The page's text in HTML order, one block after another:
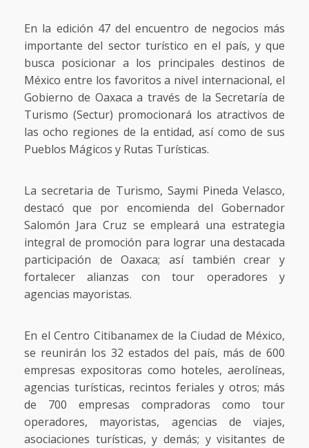
En la edición 47 del encuentro de negocios más
importante del sector turístico en el país, y que
busca posicionar a los principales destinos de
México entre los favoritos a nivel internacional, el
Gobierno de Oaxaca a través de la Secretaría de
Turismo (Sectur) promocionará los atractivos de
las ocho regiones de la entidad, así como de sus
Pueblos Mágicos y Rutas Turísticas.
La secretaria de Turismo, Saymi Pineda Velasco,
destacó que por encomienda del Gobernador
Salomón Jara Cruz se empleará una estrategia
integral de promoción para lograr una destacada
participación de Oaxaca; así también crear y
fortalecer alianzas con tour operadores y
agencias mayoristas.
En el Centro Citibanamex de la Ciudad de México,
se reunirán los 32 estados del país, más de 600
empresas expositoras como hoteles, aerolíneas,
agencias turísticas, recintos feriales y otros; más
de 700 empresas compradoras como tour
operadores, mayoristas, agencias de viajes,
asociaciones turísticas, y demás; y visitantes de